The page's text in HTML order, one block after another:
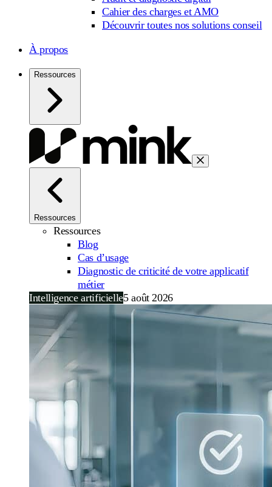
Cahier des charges et AMO
Découvrir toutes nos solutions conseil
À propos
Ressources
Ressources
Ressources
Blog
Cas d’usage
Diagnostic de criticité de votre applicatif
métier
Intelligence artificielle5 août 2026